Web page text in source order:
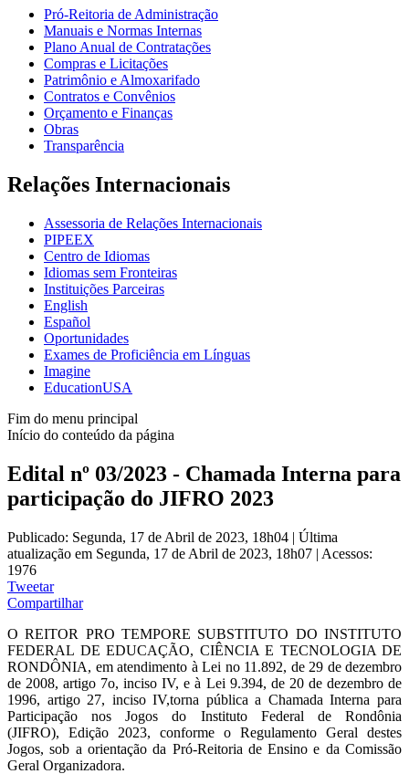
Pró-Reitoria de Administração
Manuais e Normas Internas
Plano Anual de Contratações
Compras e Licitações
Patrimônio e Almoxarifado
Contratos e Convênios
Orçamento e Finanças
Obras
Transparência
Relações Internacionais
Assessoria de Relações Internacionais
PIPEEX
Centro de Idiomas
Idiomas sem Fronteiras
Instituições Parceiras
English
Español
Oportunidades
Exames de Proficiência em Línguas
Imagine
EducationUSA
Fim do menu principal
Início do conteúdo da página
Edital nº 03/2023 - Chamada Interna para
participação do JIFRO 2023
Publicado: Segunda, 17 de Abril de 2023, 18h04 | Última
atualização em Segunda, 17 de Abril de 2023, 18h07 | Acessos:
1976
Tweetar
Compartilhar
O REITOR PRO TEMPORE SUBSTITUTO DO INSTITUTO
FEDERAL DE EDUCAÇÃO, CIÊNCIA E TECNOLOGIA DE
RONDÔNIA, em atendimento à Lei no 11.892, de 29 de dezembro
de 2008, artigo 7o, inciso IV, e à Lei 9.394, de 20 de dezembro de
1996, artigo 27, inciso IV,torna pública a Chamada Interna para
Participação nos Jogos do Instituto Federal de Rondônia
(JIFRO), Edição 2023, conforme o Regulamento Geral destes
Jogos, sob a orientação da Pró-Reitoria de Ensino e da Comissão
Geral Organizadora.